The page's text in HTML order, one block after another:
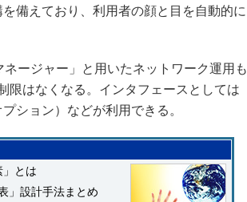
備えており、利用者の顔と目を自動的に
ージャー」と用いたネットワーク運用も
限はなくなる。インタフェースとしては
ション）などが利用できる。
」とは
」設計手法まとめ